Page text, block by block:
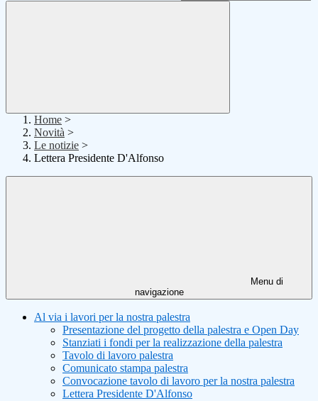
Home >
Novità >
Le notizie >
Lettera Presidente D'Alfonso
Menu di
navigazione
Al via i lavori per la nostra palestra
Presentazione del progetto della palestra e Open Day
Stanziati i fondi per la realizzazione della palestra
Tavolo di lavoro palestra
Comunicato stampa palestra
Convocazione tavolo di lavoro per la nostra palestra
Lettera Presidente D'Alfonso